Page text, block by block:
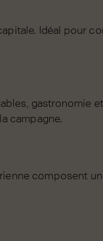
Idéal pour
gastronomie
campagne.
composent